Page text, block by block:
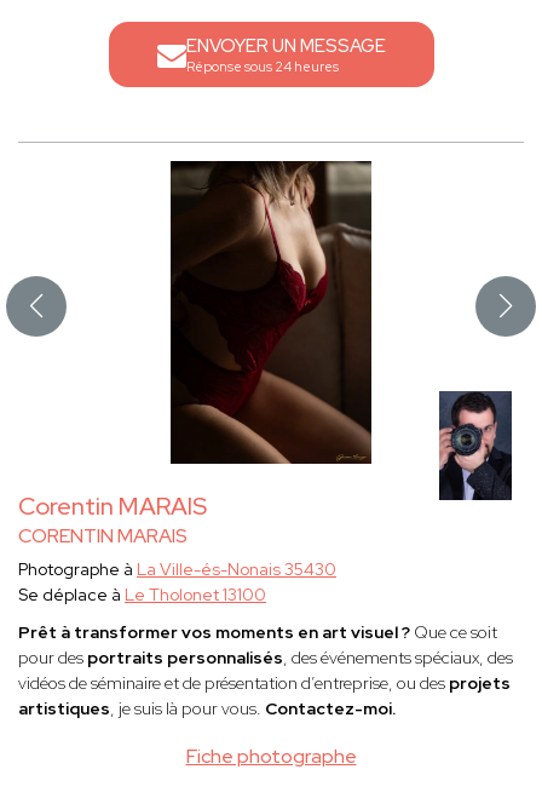
ENVOYER UN MESSAGE
Réponse sous 24 heures
Corentin MARAIS
CORENTIN MARAIS
Fiche photographe
Photographe à La Ville-és-Nonais 35430
Se déplace à Le Tholonet 13100
Prêt à transformer vos moments en art visuel ? Que ce soit
pour des portraits personnalisés, des événements spéciaux, des
vidéos de séminaire et de présentation d’entreprise, ou des projets
artistiques, je suis là pour vous. Contactez-moi.